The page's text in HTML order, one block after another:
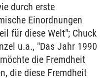
durch erste
Einordnungen
für diese Welt"; Chuck
u.a., "Das Jahr 1990
die Fremdheit
die diese Fremdheit